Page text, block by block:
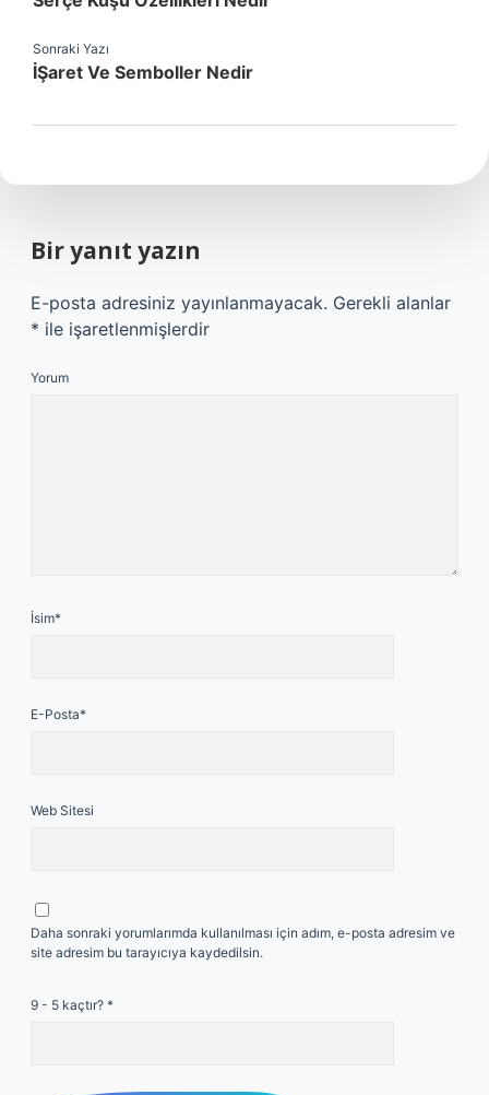
Sonraki Yazı
İŞaret Ve Semboller Nedir
Bir yanıt yazın
E-posta adresiniz yayınlanmayacak. Gerekli alanlar
* ile işaretlenmişlerdir
Yorum
İsim*
E-Posta*
Web Sitesi
Daha sonraki yorumlarımda kullanılması için adım, e-posta adresim ve
site adresim bu tarayıcıya kaydedilsin.
9 - 5 kaçtır? *